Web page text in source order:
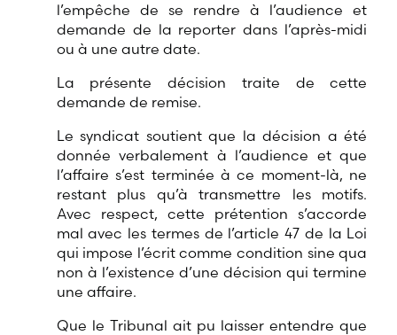
l’empêche de se rendre à l’audience et
demande de la reporter dans l’après-midi
ou à une autre date.
La présente décision traite de cette
demande de remise.
Le syndicat soutient que la décision a été
donnée verbalement à l’audience et que
l’affaire s’est terminée à ce moment-là, ne
restant plus qu’à transmettre les motifs.
Avec respect, cette prétention s’accorde
mal avec les termes de l’article 47 de la Loi
qui impose l’écrit comme condition sine qua
non à l’existence d’une décision qui termine
une affaire.
Que le Tribunal ait pu laisser entendre que